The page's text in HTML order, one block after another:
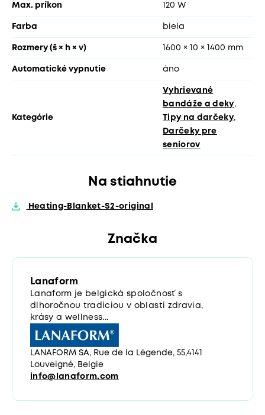
Max. príkon 120 W
Farba biela
Rozmery (š × h × v) 1600 × 10 × 1400 mm
Automatické vypnutie áno
Kategórie
Vyhrievané
bandáže a deky,
Tipy na darčeky,
Darčeky pre
seniorov
Na stiahnutie
Heating-Blanket-S2-original
Značka
Lanaform
Lanaform je belgická spoločnosť s
dlhoročnou tradíciou v oblasti zdravia,
krásy a wellness...
LANAFORM SA, Rue de la Légende, 55,4141
Louveigné, Belgie
info@lanaform.com